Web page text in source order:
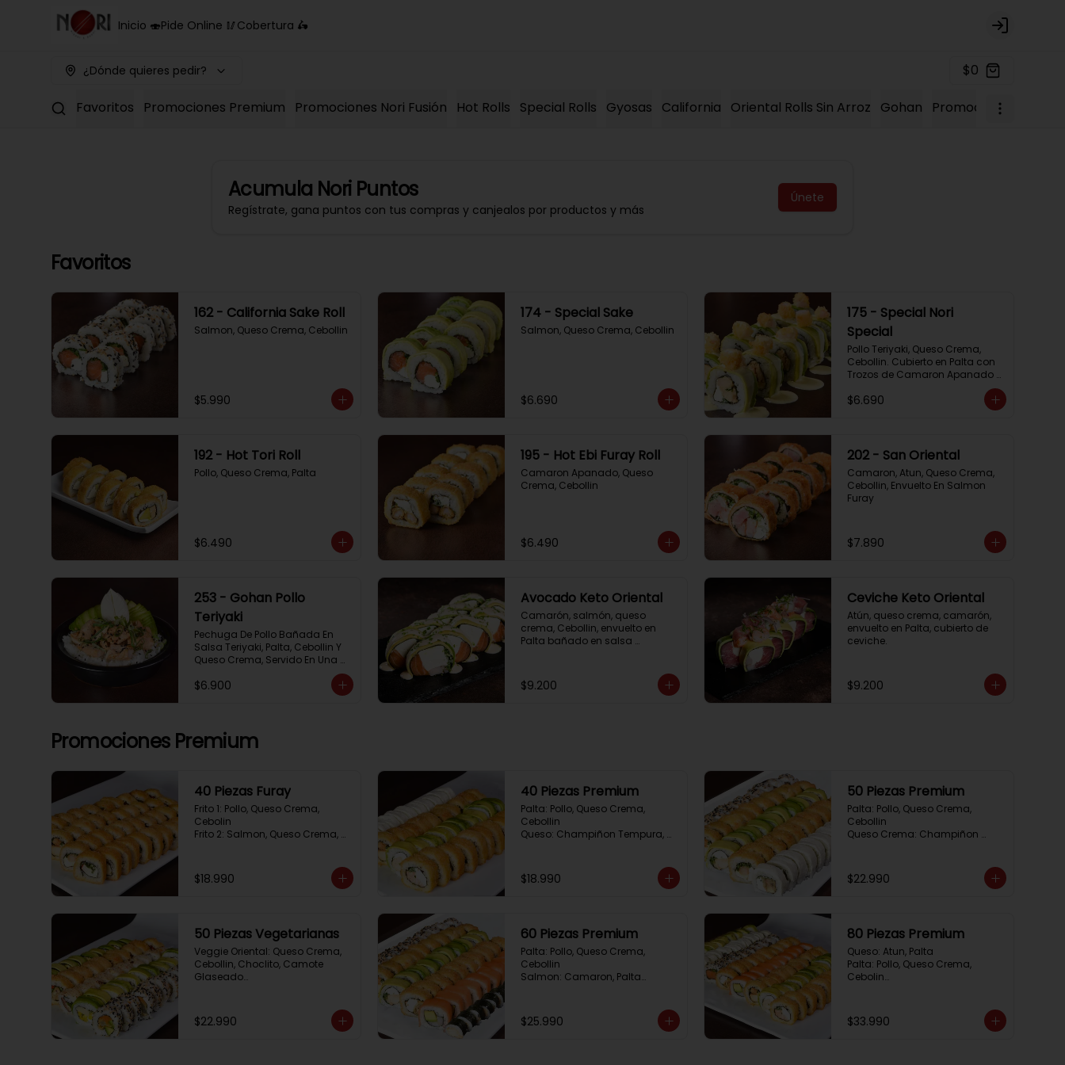
Inicio 🍣Pide Online 🥢 Cobertura 🛵 Login
¿Dónde quieres pedir? $0
Favoritos Promociones Premium Promociones Nori Fusión Hot Rolls Special Rolls Gyosas California Oriental Rolls Sin Arroz Gohan Promociones 2023
Acumula Nori Puntos
Regístrate, gana puntos con tus compras y canjealos por productos y más
Únete
Favoritos
162 - California Sake Roll
Salmon, Queso Crema, Cebollin
$5.990
174 - Special Sake
Salmon, Queso Crema, Cebollin
$6.690
175 - Special Nori
Special
Pollo Teriyaki, Queso Crema,
Cebollin. Cubierto en Palta con
Trozos de Camaron Apanado
$6.690
192 - Hot Tori Roll
Pollo, Queso Crema, Palta
$6.490
195 - Hot Ebi Furay Roll
Camaron Apanado, Queso
Crema, Cebollin
$6.490
202 - San Oriental
Camaron, Atun, Queso Crema,
Cebollin, Envuelto En Salmon
Furay
$7.890
253 - Gohan Pollo
Teriyaki
Pechuga De Pollo Bañada En
Salsa Teriyaki, Palta, Cebollin Y
Queso Crema, Servido En Una
$6.900
Avocado Keto Oriental
Camarón, salmón, queso
crema, Cebollin, envuelto en
Palta bañado en salsa
$9.200
Ceviche Keto Oriental
Atún, queso crema, camarón,
envuelto en Palta, cubierto de
ceviche.
$9.200
Promociones Premium
40 Piezas Furay
Frito 1: Pollo, Queso Crema,
Cebolin
Frito 2: Salmon, Queso Crema,
Cebollin
Frito 4: Kanikama, Queso Crema,
$18.990
40 Piezas Premium
Palta: Pollo, Queso Crema,
Cebollin
Queso: Champiñon Tempura,
Crema,Cebollin
Frito 2: Salmon,Queso Crema,
$18.990
50 Piezas Premium
Palta: Pollo, Queso Crema,
Cebollin
Queso Crema: Champiñon
Sesamo: Salmon, Cebollin
Frito 1: Camaron, Queso Crema,
$22.990
50 Piezas Vegetarianas
Veggie Oriental: Queso Crema,
Cebollin, Choclito, Camote
Glaseado
Apanada
Avocado Veggie:	Palmito,
$22.990
60 Piezas Premium
Palta: Pollo, Queso Crema,
Cebollin
Salmon: Camaron, Palta
Cebollin
Frito 2: Champiñon Tempura,
$25.990
80 Piezas Premium
Queso: Atun, Palta
Palta: Pollo, Queso Crema,
Cebolin
Palta: Camaron, Queso Crema
Frito 1: Champiñon Tempura,
$33.990